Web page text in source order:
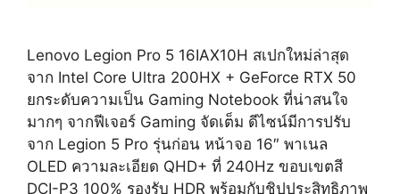
Lenovo Legion Pro 5 16IAX10H สเปกใหม่ล่าสุด
จาก Intel Core Ultra 200HX + GeForce RTX 50
ยกระดับความเป็น Gaming Notebook ที่น่าสนใจ
มากๆ จากฟีเจอร์ Gaming จัดเต็ม ดีไซน์มีการปรับ
จาก Legion 5 Pro รุ่นก่อน หน้าจอ 16″ พาเนล
OLED ความละเอียด QHD+ ที่ 240Hz ขอบเขตสี
DCI-P3 100% รองรับ HDR พร้อมกับชิปประสิทธิภาพ